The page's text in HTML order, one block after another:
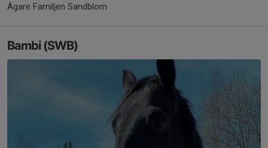
Ägare Familjen Sandblom
Bambi (SWB)